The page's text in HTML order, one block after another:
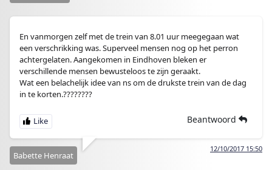
En vanmorgen zelf met de trein van 8.01 uur meegegaan wat
een verschrikking was. Superveel mensen nog op het perron
achtergelaten. Aangekomen in Eindhoven bleken er
verschillende mensen bewusteloos te zijn geraakt.
Wat een belachelijk idee van ns om de drukste trein van de dag
in te korten.????????
Beantwoord
12/10/2017 15:50
Babette Henraat